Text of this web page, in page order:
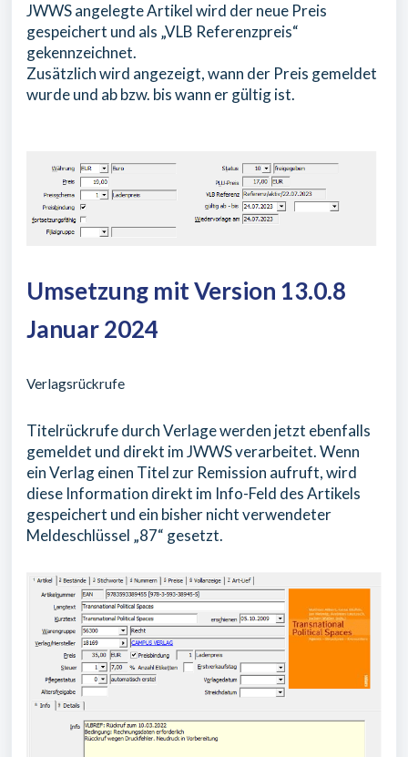
JWWS angelegte Artikel wird der neue Preis
gespeichert und als „VLB Referenzpreis“
gekennzeichnet.
Zusätzlich wird angezeigt, wann der Preis gemeldet
wurde und ab bzw. bis wann er gültig ist.
Umsetzung mit Version 13.0.8
Januar 2024
Verlagsrückrufe
Titelrückrufe durch Verlage werden jetzt ebenfalls
gemeldet und direkt im JWWS verarbeitet. Wenn
ein Verlag einen Titel zur Remission aufruft, wird
diese Information direkt im Info-Feld des Artikels
gespeichert und ein bisher nicht verwendeter
Meldeschlüssel „87“ gesetzt.